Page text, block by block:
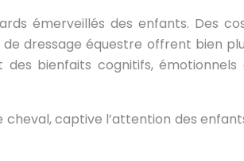
émerveillés des enfants. Des
dressage équestre offrent bien
bienfaits cognitifs,
captive l’attention des